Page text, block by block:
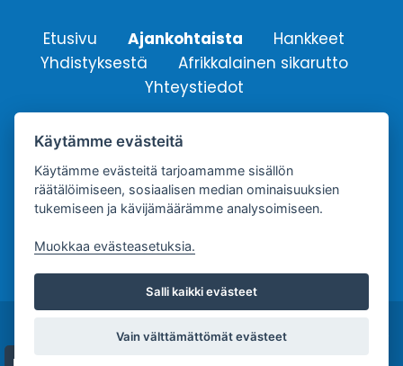
Etusivu Ajankohtaista
Hankkeet
Yhdistyksestä
Afrikkalainen sikarutto
Yhteystiedot
Suomen Sikayrittäjät ry.
Yhdistyksen sähköpostiosoite:
info@sikayrittajat.fi
Copyright © Suomen Sikayrittäjät ry. |Tietosuojaseloste
Käytämme evästeitä
Käytämme evästeitä tarjoamamme sisällön
räätälöimiseen, sosiaalisen median ominaisuuksien
tukemiseen ja kävijämäärämme analysoimiseen.
Muokkaa evästeasetuksia.
Salli kaikki evästeet
Vain välttämättömät evästeet